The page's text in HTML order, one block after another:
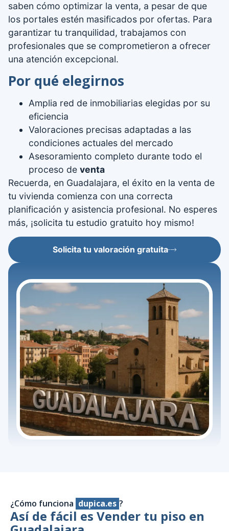
saben cómo optimizar la venta, a pesar de que
los portales estén masificados por ofertas. Para
garantizar tu tranquilidad, trabajamos con
profesionales que se comprometieron a ofrecer
una atención excepcional.
Por qué elegirnos
Amplia red de inmobiliarias elegidas por su
eficiencia
Valoraciones precisas adaptadas a las
condiciones actuales del mercado
Asesoramiento completo durante todo el
proceso de venta
Recuerda, en Guadalajara, el éxito en la venta de
tu vivienda comienza con una correcta
planificación y asistencia profesional. No esperes
más, ¡solicita tu estudio gratuito hoy mismo!
Solicita tu valoración gratuita
¿Cómo funciona dupica.es ?
Así de fácil es Vender tu piso en